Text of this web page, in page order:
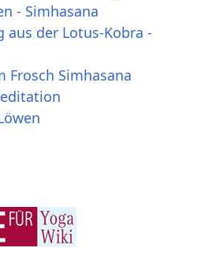
- Simhasana
aus der Lotus-Kobra -
Frosch Simhasana